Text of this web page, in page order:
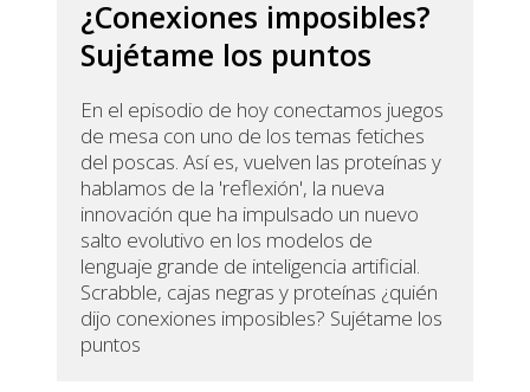
¿Conexiones imposibles?
Sujétame los puntos
En el episodio de hoy conectamos juegos
de mesa con uno de los temas fetiches
del poscas. Así es, vuelven las proteínas y
hablamos de la 'reflexión', la nueva
innovación que ha impulsado un nuevo
salto evolutivo en los modelos de
lenguaje grande de inteligencia artificial.
Scrabble, cajas negras y proteínas ¿quién
dijo conexiones imposibles? Sujétame los
puntos